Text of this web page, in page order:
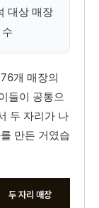
대상 매장
수
개 매장의
들이 공통으
두 자리가 나
만든 거였습
두 자리 매장